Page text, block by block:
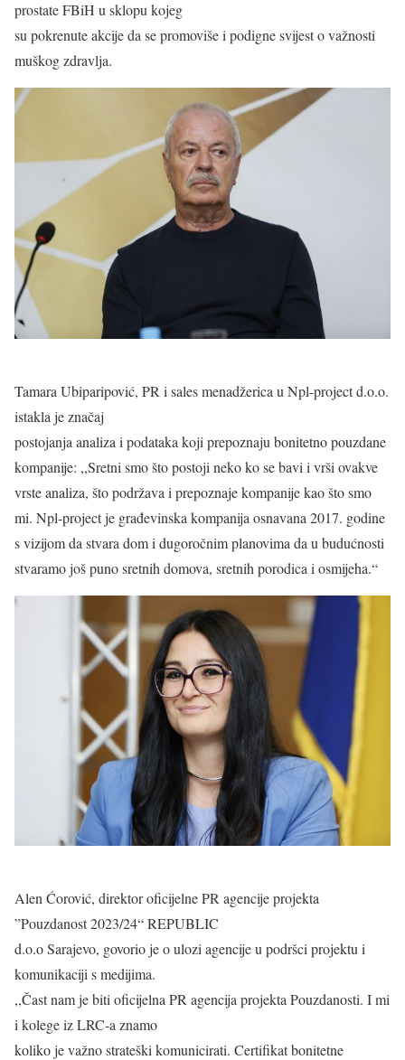
prostate FBiH u sklopu kojeg
su pokrenute akcije da se promoviše i podigne svijest o važnosti
muškog zdravlja.
Tamara Ubiparipović, PR i sales menadžerica u Npl-project d.o.o.
istakla je značaj
postojanja analiza i podataka koji prepoznaju bonitetno pouzdane
kompanije: ,,Sretni smo što postoji neko ko se bavi i vrši ovakve
vrste analiza, što podržava i prepoznaje kompanije kao što smo
mi. Npl-project je građevinska kompanija osnavana 2017. godine
s vizijom da stvara dom i dugoročnim planovima da u budućnosti
stvaramo još puno sretnih domova, sretnih porodica i osmijeha.“
Alen Ćorović, direktor oficijelne PR agencije projekta
”Pouzdanost 2023/24“ REPUBLIC
d.o.o Sarajevo, govorio je o ulozi agencije u podršci projektu i
komunikaciji s medijima.
,,Čast nam je biti oficijelna PR agencija projekta Pouzdanosti. I mi
i kolege iz LRC-a znamo
koliko je važno strateški komunicirati. Certifikat bonitetne